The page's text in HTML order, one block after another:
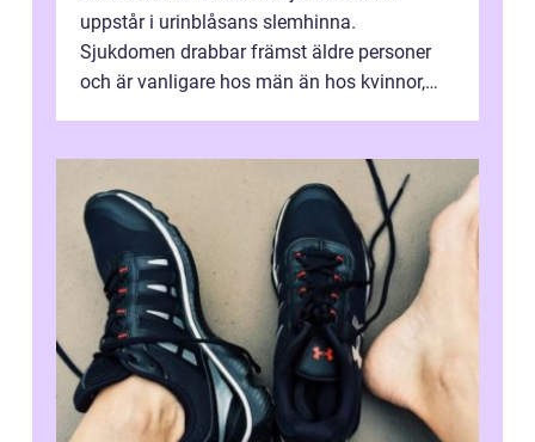
uppstår i urinblåsans slemhinna.
Sjukdomen drabbar främst äldre personer
och är vanligare hos män än hos kvinnor,